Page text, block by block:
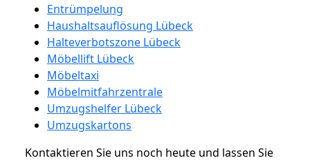
Entrümpelung
Haushaltsauflösung Lübeck
Halteverbotszone Lübeck
Möbellift Lübeck
Möbeltaxi
Möbelmitfahrzentrale
Umzugshelfer Lübeck
Umzugskartons
Kontaktieren Sie uns noch heute und lassen Sie